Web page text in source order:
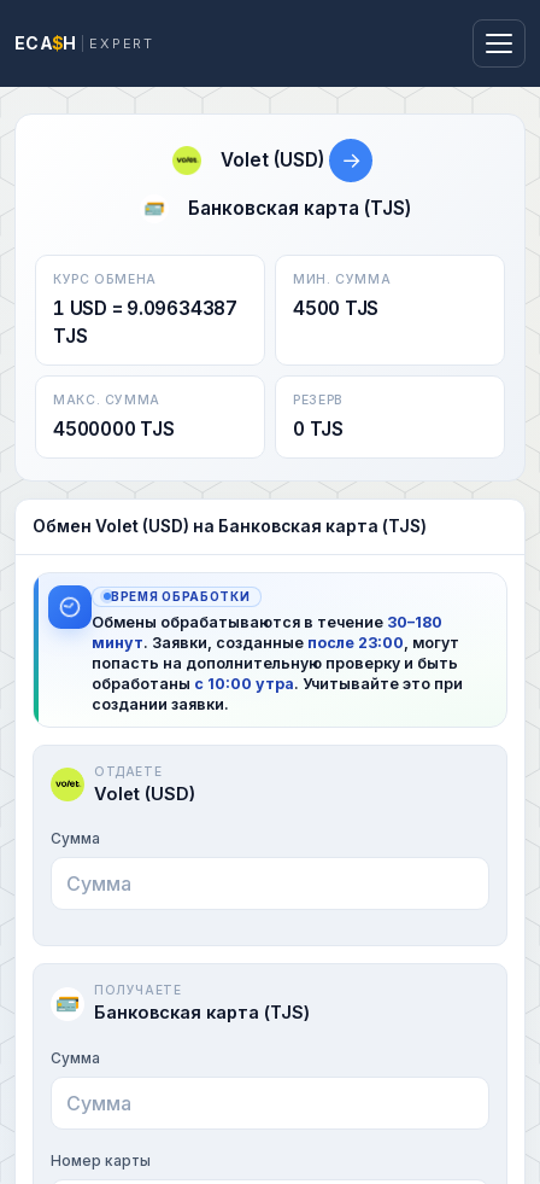
ECA$H EXPERT
Volet (USD) →
Банковская карта (TJS)
КУРС ОБМЕНА
1 USD = 9.09634387
TJS
МИН. СУММА
4500 TJS
МАКС. СУММА
4500000 TJS
РЕЗЕРВ
0 TJS
Обмен Volet (USD) на Банковская карта (TJS)
ВРЕМЯ ОБРАБОТКИ
Обмены обрабатываются в течение 30–180
минут. Заявки, созданные после 23:00 , могут
попасть на дополнительную проверку и быть
обработаны с 10:00 утра. Учитывайте это при
создании заявки.
ОТДАЕТЕ
Volet (USD)
Сумма
ПОЛУЧАЕТЕ
Банковская карта (TJS)
Сумма
Номер карты